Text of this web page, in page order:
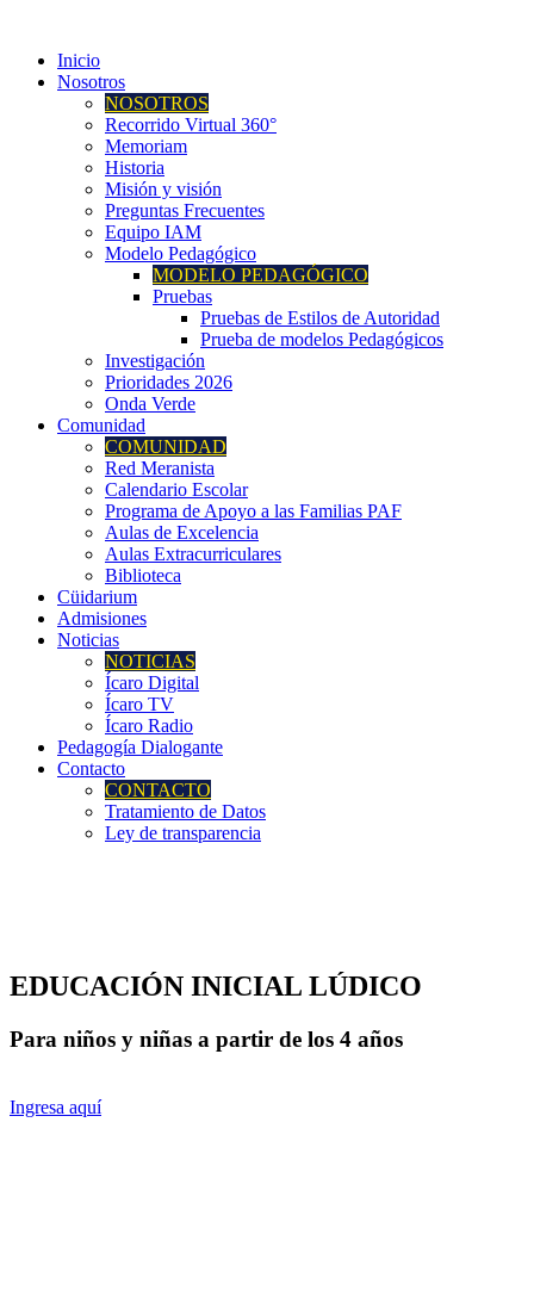
Inicio
Nosotros
NOSOTROS
Recorrido Virtual 360°
Memoriam
Historia
Misión y visión
Preguntas Frecuentes
Equipo IAM
Modelo Pedagógico
MODELO PEDAGÓGICO
Pruebas
Pruebas de Estilos de Autoridad
Prueba de modelos Pedagógicos
Investigación
Prioridades 2026
Onda Verde
Comunidad
COMUNIDAD
Red Meranista
Calendario Escolar
Programa de Apoyo a las Familias PAF
Aulas de Excelencia
Aulas Extracurriculares
Biblioteca
Cüidarium
Admisiones
Noticias
NOTICIAS
Ícaro Digital
Ícaro TV
Ícaro Radio
Pedagogía Dialogante
Contacto
CONTACTO
Tratamiento de Datos
Ley de transparencia
EDUCACIÓN INICIAL LÚDICO
Para niños y niñas a partir de los 4 años
Ingresa aquí